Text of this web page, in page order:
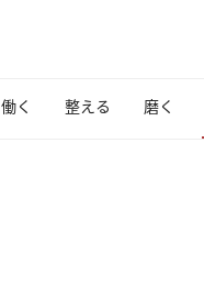
働く 整える 磨く